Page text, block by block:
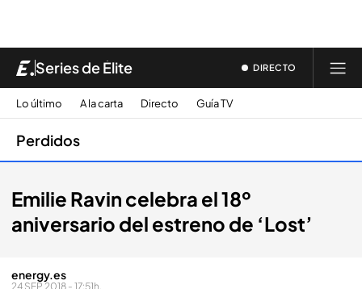
Series de Élite DIRECTO
Lo último A la carta Directo Guía TV
Perdidos
Emilie Ravin celebra el 18º
aniversario del estreno de ‘Lost’
energy.es
24 SEP 2018 - 17:51h.